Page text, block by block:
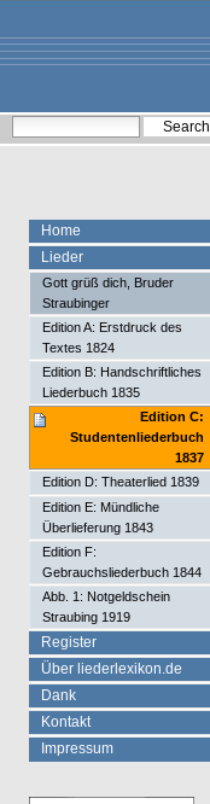
content.
navigation
Personal
tools
Home
Lieder
Gott grüß dich, Bruder
Straubinger
Edition A: Erstdruck des
Textes 1824
Edition B: Handschriftliches
Liederbuch 1835
Edition C:
Studentenliederbuch
1837
Edition D: Theaterlied 1839
Edition E: Mündliche
Überlieferung 1843
Edition F:
Gebrauchsliederbuch 1844
Abb. 1: Notgeldschein
Straubing 1919
Register
Über liederlexikon.de
Dank
Kontakt
Impressum